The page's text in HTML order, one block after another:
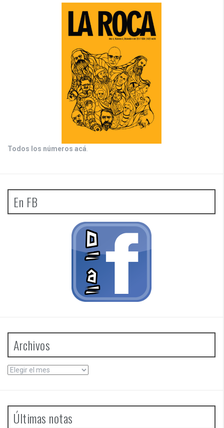
Todos los números acá
En FB
Archivos
Archivos
Últimas notas